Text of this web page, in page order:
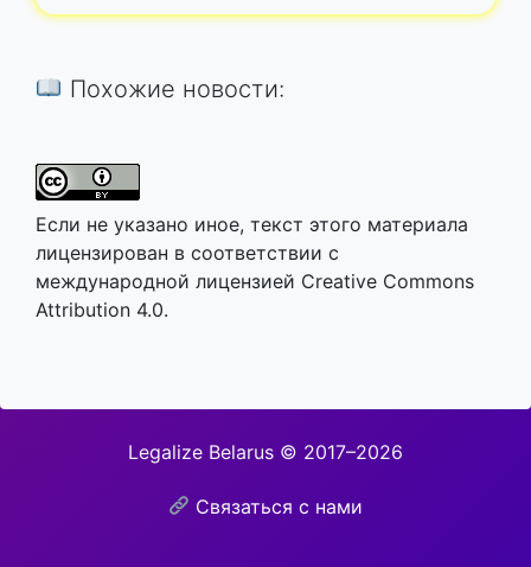
Похожие новости:
Если не указано иное, текст этого материала
лицензирован в соответствии с
международной лицензией Creative Commons
Attribution 4.0.
Legalize Belarus © 2017–2026
Связаться с нами